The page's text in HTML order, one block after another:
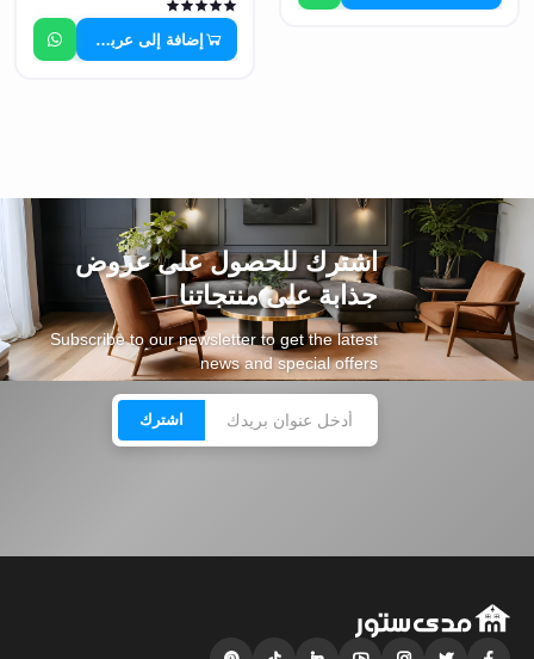
إضافة إلى عربة التسوق
اشترك للحصول على عروض
جذابة على منتجاتنا
Subscribe to our newsletter to get the latest
news and special offers
اشترك